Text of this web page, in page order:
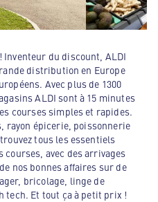
Inventeur du discount, ALDI
distribution en Europe
Avec plus de 1300
ALDI sont à 15 minutes
courses simples et rapides.
rayon épicerie, poissonnerie
tous les essentiels
courses, avec des arrivages
nos bonnes affaires sur de
bricolage, linge de
tech. Et tout ça à petit prix !